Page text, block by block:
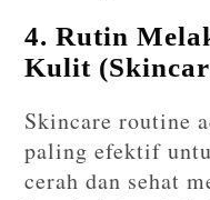
4. Rutin
Kulit
Skincare routine
paling efektif
cerah dan sehat